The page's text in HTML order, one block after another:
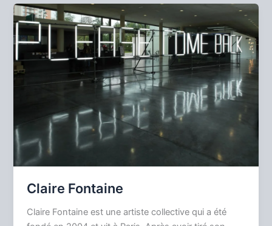
Claire Fontaine
Claire Fontaine est une artiste collective qui a été